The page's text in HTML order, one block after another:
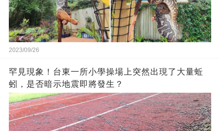
2023/09/26
罕見現象！台東一所小學操場上突然出現了大量蚯
蚓，是否暗示地震即將發生？